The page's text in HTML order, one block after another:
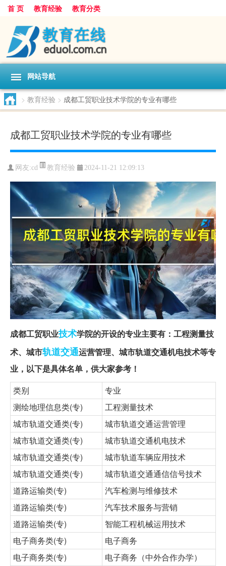
首 页 教育经验 教育分类
网站导航
> 教育经验 > 成都工贸职业技术学院的专业有哪些
成都工贸职业技术学院的专业有哪些
网友:cd 教育经验 2024-11-21 12:09:13
成都工贸职业技术学院的开设的专业主要有：工程测量技
术、城市轨道交通运营管理、城市轨道交通机电技术等专
业，以下是具体名单，供大家参考！
类别
专业
测绘地理信息类(专)
工程测量技术
城市轨道交通类(专)
城市轨道交通运营管理
城市轨道交通类(专)
城市轨道交通机电技术
城市轨道交通类(专)
城市轨道车辆应用技术
城市轨道交通类(专)
城市轨道交通通信信号技术
道路运输类(专)
汽车检测与维修技术
道路运输类(专)
汽车技术服务与营销
道路运输类(专)
智能工程机械运用技术
电子商务类(专)
电子商务
电子商务类(专)
电子商务（中外合作办学）